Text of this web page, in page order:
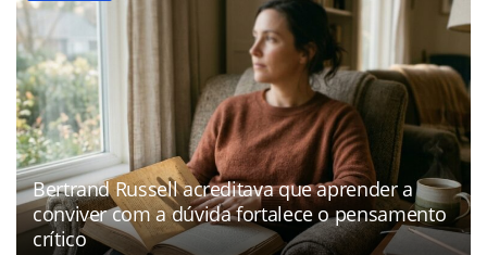
Bertrand Russell acreditava que aprender a
conviver com a dúvida fortalece o pensamento
crítico